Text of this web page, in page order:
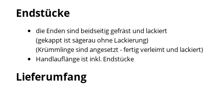
Endstücke
die Enden sind beidseitig gefräst und lackiert
(gekappt ist sägerau ohne Lackierung)
(Krümmlinge sind angesetzt - fertig verleimt und lackiert)
Handlauflänge ist inkl. Endstücke
Lieferumfang